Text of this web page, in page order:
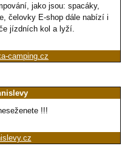
jako jsou: spacáky,
čelovky E-shop dále nabízí i
jízdních kol a lyží.
camping.cz
!!!